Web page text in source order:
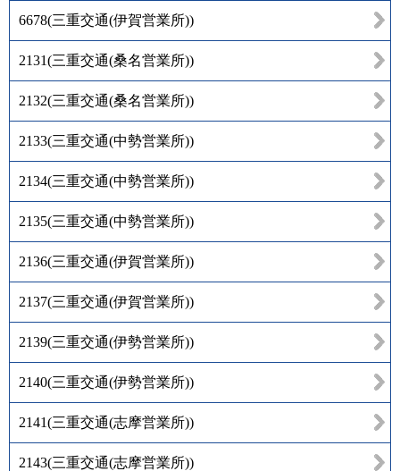
6678(三重交通(伊賀営業所))
2131(三重交通(桑名営業所))
2132(三重交通(桑名営業所))
2133(三重交通(中勢営業所))
2134(三重交通(中勢営業所))
2135(三重交通(中勢営業所))
2136(三重交通(伊賀営業所))
2137(三重交通(伊賀営業所))
2139(三重交通(伊勢営業所))
2140(三重交通(伊勢営業所))
2141(三重交通(志摩営業所))
2143(三重交通(志摩営業所))